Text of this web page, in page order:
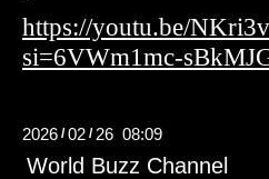
https://youtu.be/
si=6VWm1mc-
2026 /02 / 26 08:09
World Buzz Channel